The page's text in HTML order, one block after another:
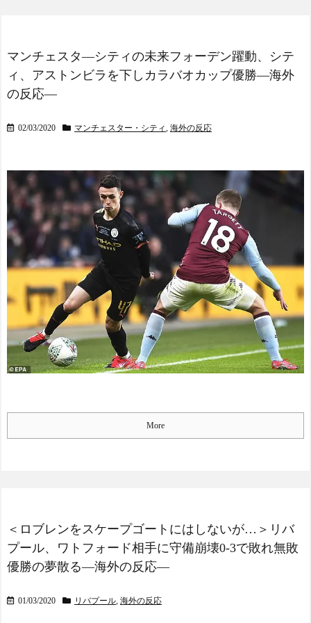
マンチェスタ―シティの未来フォーデン躍動、シテ
ィ、アストンビラを下しカラバオカップ優勝―海外
の反応―
02/03/2020 マンチェスター・シティ, 海外の反応
More
＜ロブレンをスケープゴートにはしないが…＞リバ
プール、ワトフォード相手に守備崩壊0-3で敗れ無敗
優勝の夢散る―海外の反応―
01/03/2020 リバプール, 海外の反応